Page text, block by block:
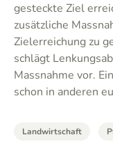
gesteckte Ziel
zusätzliche
Zielerreichung zu
schlägt
Massnahme vor.
schon in anderen
Landwirtschaft